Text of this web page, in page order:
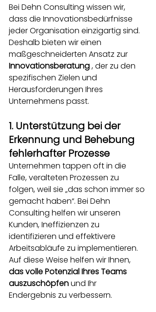
Bei Dehn Consulting wissen wir,
dass die Innovationsbedürfnisse
jeder Organisation einzigartig sind.
Deshalb bieten wir einen
maßgeschneiderten Ansatz zur
Innovationsberatung, der zu den
spezifischen Zielen und
Herausforderungen Ihres
Unternehmens passt.
1. Unterstützung bei der
Erkennung und Behebung
fehlerhafter Prozesse
Unternehmen tappen oft in die
Falle, veralteten Prozessen zu
folgen, weil sie „das schon immer so
gemacht haben“. Bei Dehn
Consulting helfen wir unseren
Kunden, Ineffizienzen zu
identifizieren und effektivere
Arbeitsabläufe zu implementieren.
Auf diese Weise helfen wir Ihnen,
das volle Potenzial Ihres Teams
auszuschöpfenund Ihr
Endergebnis zu verbessern.